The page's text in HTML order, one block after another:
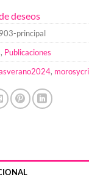
deseos
principal
, Publicaciones
,